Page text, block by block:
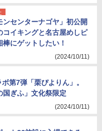
センターナゴヤ」初公開
コイキングと名古屋めしピ
にゲットしたい！
(2024/10/11)
第7弾「栗ぴよりん」。
国ぎふ」文化祭限定
(2024/10/11)